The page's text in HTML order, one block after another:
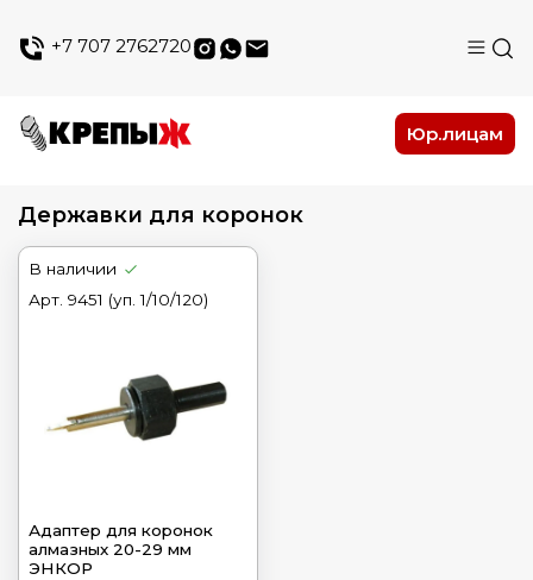
+7 707 2762720
Юр.лицам
Державки для коронок
В наличии
Арт. 9451 (уп. 1/10/120)
Адаптер для коронок
алмазных 20-29 мм
ЭНКОР